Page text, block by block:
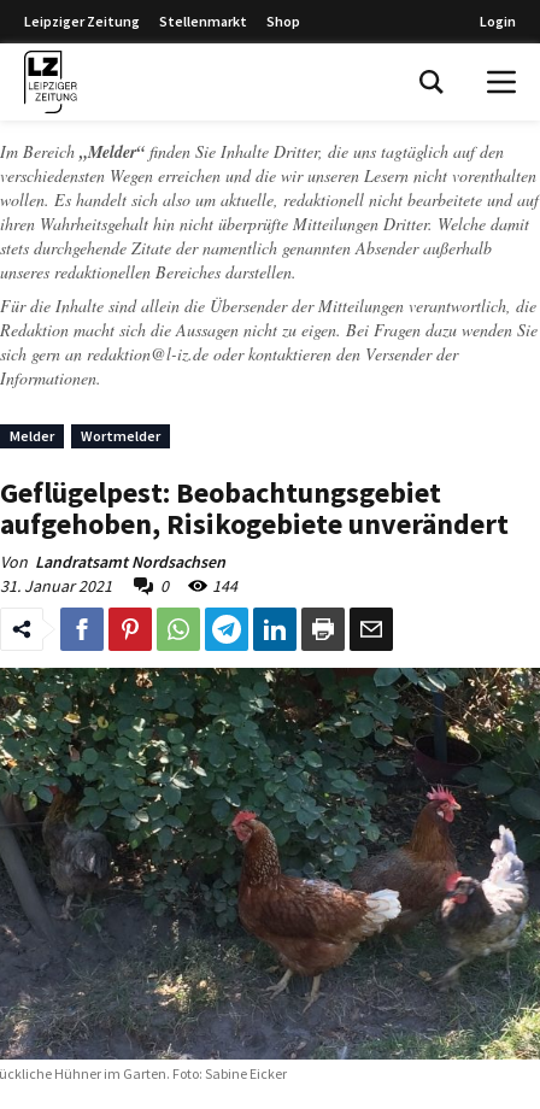
Leipziger Zeitung Stellenmarkt Shop Login
Im Bereich „Melder“ finden Sie Inhalte Dritter, die uns tagtäglich auf den
verschiedensten Wegen erreichen und die wir unseren Lesern nicht vorenthalten
wollen. Es handelt sich also um aktuelle, redaktionell nicht bearbeitete und auf
ihren Wahrheitsgehalt hin nicht überprüfte Mitteilungen Dritter. Welche damit
stets durchgehende Zitate der namentlich genannten Absender außerhalb
unseres redaktionellen Bereiches darstellen.
Für die Inhalte sind allein die Übersender der Mitteilungen verantwortlich, die
Redaktion macht sich die Aussagen nicht zu eigen. Bei Fragen dazu wenden Sie
sich gern an redaktion@l-iz.de oder kontaktieren den Versender der
Informationen.
Melder Wortmelder
Geflügelpest: Beobachtungsgebiet
aufgehoben, Risikogebiete unverändert
Von Landratsamt Nordsachsen
31. Januar 2021
0 144
Hühner im Garten. Foto: Sabine Eicker